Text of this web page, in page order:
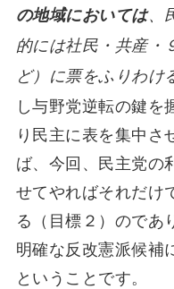
の地域においては、
的には社民・共産・
ど）に票をふりわけ
し与野党逆転の鍵を
り民主に表を集中さ
ば、今回、民主党の
せてやればそれだけ
る（目標２）のであ
明確な反改憲派候補
ということです。